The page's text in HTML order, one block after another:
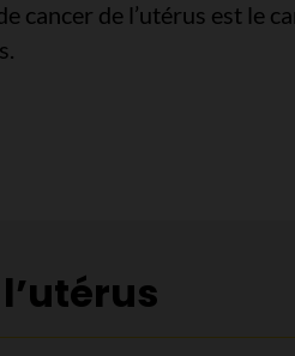
cancer de l’utérus est le
de l’endomètre